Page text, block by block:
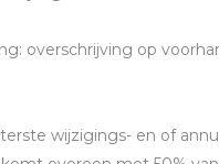
overschrijving op
wijzigings- en of